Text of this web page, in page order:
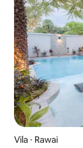
Vila ⋅ Rawai